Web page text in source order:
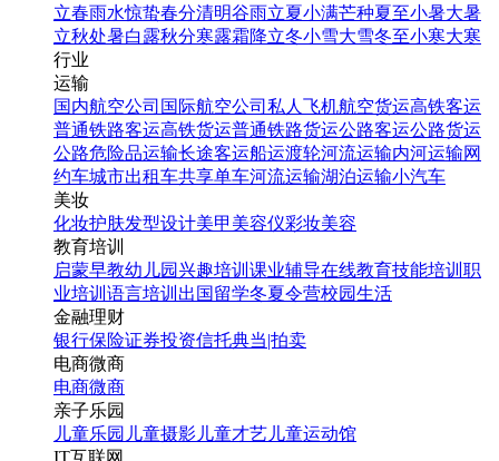
科技风,618,年中大促,数码
产品,3C,促销宣传,文章长
找相似
文章长图
立春雨水惊蛰春分清明谷雨立夏小满芒种夏至小暑大暑
立秋处暑白露秋分寒露霜降立冬小雪大雪冬至小寒大寒
行业
运输
国内航空公司 国际航空公司 私人飞机航空货运高铁客运
普通铁路客运高铁货运普通铁路货运公路客运公路货运
公路危险品运输长途客运船运渡轮河流运输内河运输网
约车城市出租车共享单车河流运输湖泊运输小汽车
美妆
化妆护肤发型设计美甲 美容仪彩妆美容
教育培训
启蒙早教幼儿园 兴趣培训 课业辅导在线教育技能培训 职
业培训 语言培训 出国留学冬夏令营校园生活
金融理财
银行保险证券投资信托典当|拍卖
电商微商
电商微商
亲子乐园
儿童乐园 儿童摄影 儿童才艺 儿童运动馆
IT互联网